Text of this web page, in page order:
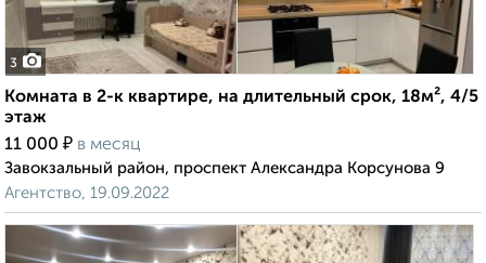
3
Комната в 2-к квартире, на длительный срок, 18м², 4/5
этаж
11 000 ₽ в месяц
Завокзальный район, проспект Александра Корсунова 9
Агентство, 19.09.2022